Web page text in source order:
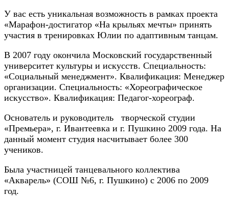
У вас есть уникальная возможность в рамках проекта
«Марафон-достигатор «На крыльях мечты» принять
участия в тренировках Юлии по адаптивным танцам.
В 2007 году окончила Московский государственный
университет культуры и искусств. Специальность:
«Социальный менеджмент». Квалификация: Менеджер
организации. Специальность: «Хореографическое
искусство». Квалификация: Педагог-хореограф.
Основатель и руководитель творческой студии
«Премьера», г. Ивантеевка и г. Пушкино 2009 года. На
данный момент студия насчитывает более 300
учеников.
Была участницей танцевального коллектива
«Акварель» (СОШ №6, г. Пушкино) с 2006 по 2009
год.